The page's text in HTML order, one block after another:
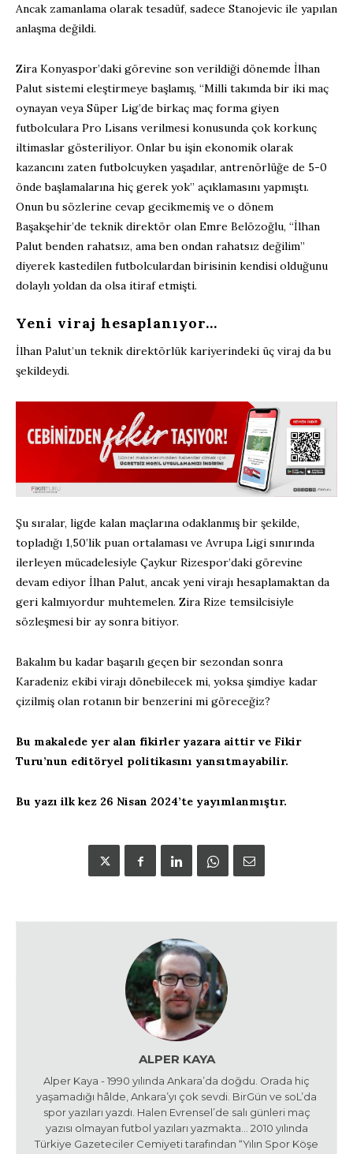
Ancak zamanlama olarak tesadüf, sadece Stanojevic ile yapılan
anlaşma değildi.
Zira Konyaspor’daki görevine son verildiği dönemde İlhan
Palut sistemi eleştirmeye başlamış, “Milli takımda bir iki maç
oynayan veya Süper Lig’de birkaç maç forma giyen
futbolculara Pro Lisans verilmesi konusunda çok korkunç
iltimaslar gösteriliyor. Onlar bu işin ekonomik olarak
kazancını zaten futbolcuyken yaşadılar, antrenörlüğe de 5-0
önde başlamalarına hiç gerek yok” açıklamasını yapmıştı.
Onun bu sözlerine cevap gecikmemiş ve o dönem
Başakşehir’de teknik direktör olan Emre Belözoğlu, “İlhan
Palut benden rahatsız, ama ben ondan rahatsız değilim”
diyerek kastedilen futbolculardan birisinin kendisi olduğunu
dolaylı yoldan da olsa itiraf etmişti.
Yeni viraj hesaplanıyor…
İlhan Palut’un teknik direktörlük kariyerindeki üç viraj da bu
şekildeydi.
Şu sıralar, ligde kalan maçlarına odaklanmış bir şekilde,
topladığı 1,50’lik puan ortalaması ve Avrupa Ligi sınırında
ilerleyen mücadelesiyle Çaykur Rizespor’daki görevine
devam ediyor İlhan Palut, ancak yeni virajı hesaplamaktan da
geri kalmıyordur muhtemelen. Zira Rize temsilcisiyle
sözleşmesi bir ay sonra bitiyor.
Bakalım bu kadar başarılı geçen bir sezondan sonra
Karadeniz ekibi virajı dönebilecek mi, yoksa şimdiye kadar
çizilmiş olan rotanın bir benzerini mi göreceğiz?
Bu makalede yer alan fikirler yazara aittir ve Fikir
Turu’nun editöryel politikasını yansıtmayabilir.
Bu yazı ilk kez 26 Nisan 2024’te yayımlanmıştır.
ALPER KAYA
Alper Kaya - 1990 yılında Ankara’da doğdu. Orada hiç
yaşamadığı hâlde, Ankara’yı çok sevdi. BirGün ve soL’da
spor yazıları yazdı. Halen Evrensel’de salı günleri maç
yazısı olmayan futbol yazıları yazmakta… 2010 yılında
Türkiye Gazeteciler Cemiyeti tarafından “Yılın Spor Köşe